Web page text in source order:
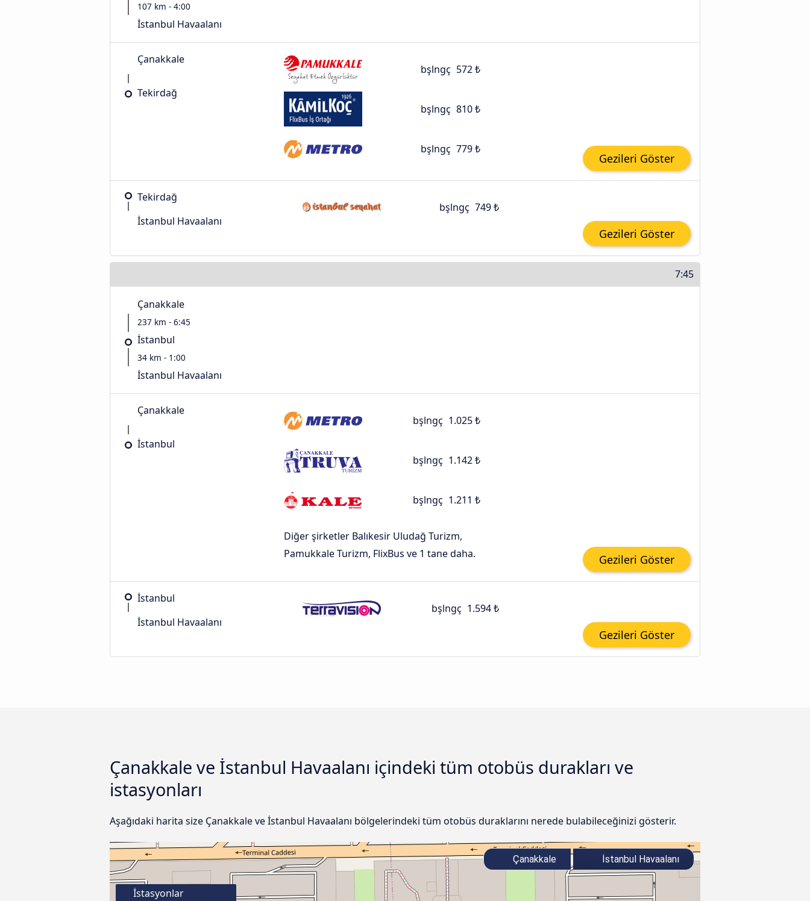
107 km - 4:00
İstanbul Havaalanı
Çanakkale
Tekirdağ
bşlngç 572 ₺
bşlngç 810 ₺
bşlngç 779 ₺
Gezileri Göster
Tekirdağ
İstanbul Havaalanı
bşlngç 749 ₺
Gezileri Göster
7:45
Çanakkale
237 km - 6:45
İstanbul
34 km - 1:00
İstanbul Havaalanı
Çanakkale
İstanbul
bşlngç 1.025 ₺
bşlngç 1.142 ₺
bşlngç 1.211 ₺
Diğer şirketler Balıkesir Uludağ Turizm,
Pamukkale Turizm, FlixBus ve 1 tane daha.
Gezileri Göster
İstanbul
İstanbul Havaalanı
bşlngç 1.594 ₺
Gezileri Göster
Çanakkale ve İstanbul Havaalanı içindeki tüm otobüs durakları ve
istasyonları
Aşağıdaki harita size Çanakkale ve İstanbul Havaalanı bölgelerindeki tüm otobüs duraklarını nerede bulabileceğinizi gösterir.
İstasyonlar
Çanakkale İstanbul Havaalanı